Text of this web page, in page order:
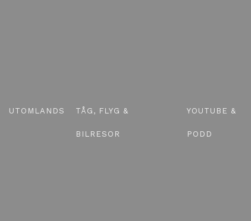
UTOMLANDS TÅG, FLYG &
BILRESOR
YOUTUBE &
PODD